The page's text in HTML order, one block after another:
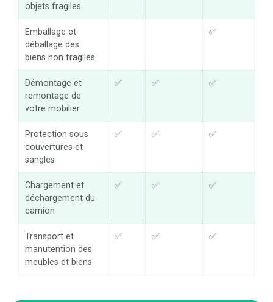
objets fragiles
Emballage et
déballage des
biens non fragiles
✅
Démontage et
remontage de
votre mobilier
✅ ✅ ✅
Protection sous
couvertures et
sangles
✅ ✅ ✅
Chargement et
déchargement du
camion
✅ ✅ ✅
Transport et
manutention des
meubles et biens
✅ ✅ ✅